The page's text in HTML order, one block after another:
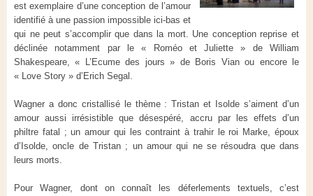
est exemplaire d’une conception de l’amour
identifié à une passion impossible ici-bas et
qui ne peut s’accomplir que dans la mort. Une conception reprise et
déclinée notamment par le « Roméo et Juliette » de William
Shakespeare, « L’Ecume des jours » de Boris Vian ou encore le
« Love Story » d’Erich Segal.
Wagner a donc cristallisé le thème : Tristan et Isolde s’aiment d’un
amour aussi irrésistible que désespéré, accru par les effets d’un
philtre fatal ; un amour qui les contraint à trahir le roi Marke, époux
d’Isolde, oncle de Tristan ; un amour qui ne se résoudra que dans
leurs morts.
Pour Wagner, dont on connaît les déferlements textuels, c’est